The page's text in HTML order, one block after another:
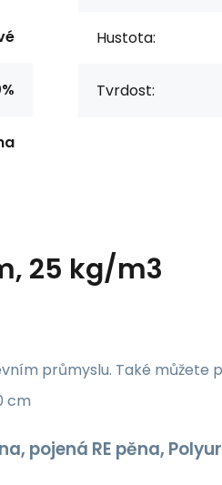
Hustota:
Tvrdost:
25 kg/m3
průmyslu. Také můžete
cm
pojená RE pěna,